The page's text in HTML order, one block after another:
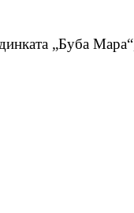
„Буба